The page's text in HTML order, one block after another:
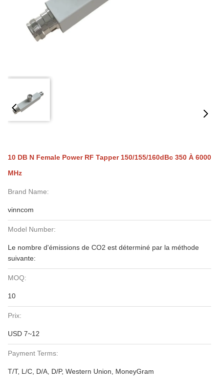
10 DB N Female Power RF Tapper 150/155/160dBc 350 À 6000
MHz
Brand Name:
vinncom
Model Number:
Le nombre d'émissions de CO2 est déterminé par la méthode
suivante:
MOQ:
10
Prix:
USD 7~12
Payment Terms:
T/T, L/C, D/A, D/P, Western Union, MoneyGram